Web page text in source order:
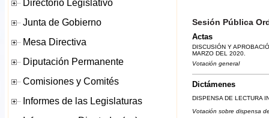
Sesión Pública
Actas
DISCUSIÓN Y
MARZO DEL 2020.
Votación general
Dictámenes
DISPENSA DE LECTURA
Votación sobre dispensa